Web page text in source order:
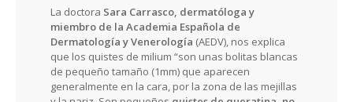
La doctora Sara Carrasco, dermatóloga y
miembro de la Academia Española de
Dermatología y Venerología (AEDV), nos explica
que los quistes de milium “son unas bolitas blancas
de pequeño tamaño (1mm) que aparecen
generalmente en la cara, por la zona de las mejillas